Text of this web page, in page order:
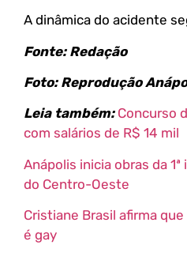
A dinâmica do acidente
Fonte: Redação
Foto: Reprodução
Leia também: Concurso
com salários de R$ 14 mil
Anápolis inicia obras da
do Centro-Oeste
Cristiane Brasil afirma
é gay